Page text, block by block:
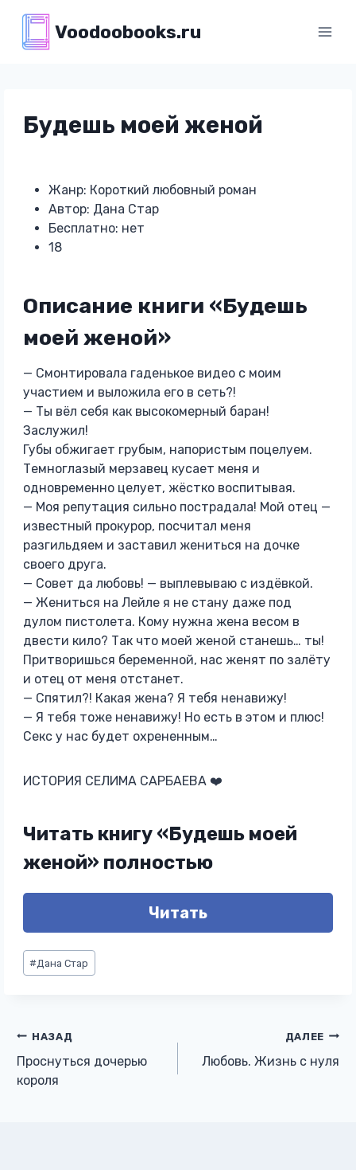
содержимому
Voodoobooks.ru
Будешь моей женой
Жанр: Короткий любовный роман
Автор: Дана Стар
Бесплатно: нет
18
Описание книги «Будешь
моей женой»
— Смонтировала гаденькое видео с моим
участием и выложила его в сеть?!
— Ты вёл себя как высокомерный баран!
Заслужил!
Губы обжигает грубым, напористым поцелуем.
Темноглазый мерзавец кусает меня и
одновременно целует, жёстко воспитывая.
— Моя репутация сильно пострадала! Мой отец —
известный прокурор, посчитал меня
разгильдяем и заставил жениться на дочке
своего друга.
— Совет да любовь! — выплевываю с издёвкой.
— Жениться на Лейле я не стану даже под
дулом пистолета. Кому нужна жена весом в
двести кило? Так что моей женой станешь… ты!
Притворишься беременной, нас женят по залёту
и отец от меня отстанет.
— Спятил?! Какая жена? Я тебя ненавижу!
— Я тебя тоже ненавижу! Но есть в этом и плюс!
Секс у нас будет охрененным…
ИСТОРИЯ СЕЛИМА САРБАЕВА ❤️
Читать книгу «Будешь моей
женой» полностью
Читать
Метки
записи:
#Дана Стар
Навигация
по
НАЗАД
Проснуться дочерью
короля
ДАЛЕЕ
Любовь. Жизнь с нуля